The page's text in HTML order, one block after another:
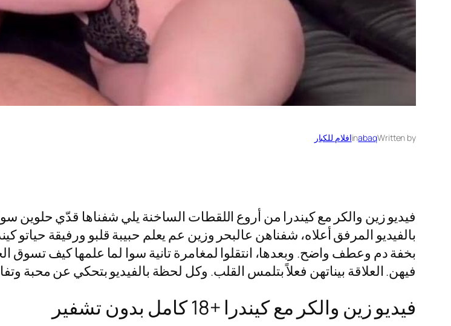
Written by
abaq
inافلام للكبار
فيديو زين والكر مع كيندرا من أروع اللقطات الساخنة يلي شفناها قدّي حلوين
بالفيديو المرفق أعلاه، شفناهن عالبحر وزين عم يعلم حبيبة قلبو ورفيقة
بخفة دم وعطف واضح. وبعدها، انتقلوا لمغامرة تانية سوا لما علمها كيف
فيهن. العلاقة بيناتهن فعلاً بتلمس القلب. وكل لحظة بالفيديو بتحكي عن محبة
فيديو زين والكر مع كيندرا +18 كامل بدون تشفير